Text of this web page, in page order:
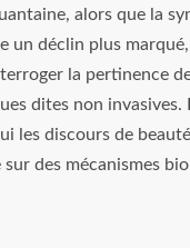
alors que la
un déclin plus
la pertinence
dites non invasives.
les discours de
des mécanismes